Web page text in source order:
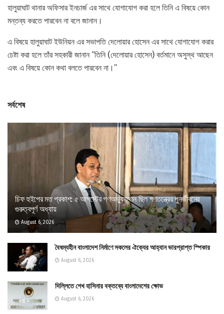
হালুয়াঘাট থানার অফিসার ইনচার্জ এর সাথে যোগাযোগ করা হলে তিনি এ বিষয়ে কোন
মন্তব্য করতে পারবেন না বলে জানান।
এ বিষয়ে হালুয়াঘাট ইউনিয়ন এর সভাপতি দেলোয়ার হোসেন এর সাথে যোগাযোগ করার
চেষ্টা করা হলে তাঁর সহকারী জানান “তিনি (দেলোয়ার হোসেন) বর্তমানে অসুস্থ আছেন
এবং এ বিষয়ে কোন কথা বলতে পারবেন না।”
সর্বশেষ
চিফ হুইপের মত প্রকাশ: ৫ আগস্টের গণঅভ্যুত্থান ছিল গণতন্ত্রের পুনর্জীবনের
গুরুত্বপূর্ণ অধ্যায়
August 6, 2026
বৈষম্যহীন বাংলাদেশ নির্মাণে সকলের ঐক্যের আহ্বান ভারপ্রাপ্ত স্পিকার
August 6, 2026
দিল্লিতে শেখ হাসিনার বক্তব্যে বাংলাদেশের ক্ষোভ
August 6, 2026